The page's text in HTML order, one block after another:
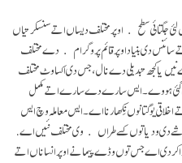
لئی جگتائی سطح اوپرمختلف دیساں اتے سنسکرتیاں
سائنس دی بنیاد اوپر قائم پروگرام دے مختلف
یا کجھ تبدیلی دے نال، جس دی اکساوٹ مختلف
گئی ہووے۔ ایس سارے دے سارے اتے مکمل
یوگتا نوں نِکھارنا اے۔ ایس معاملہ وچ ایس
وشے دی ودیا توں کسے طراں وی مختلف نئیں اے.
کردی اے جس توں وڈے پیمانے اوپر انساناں اتے